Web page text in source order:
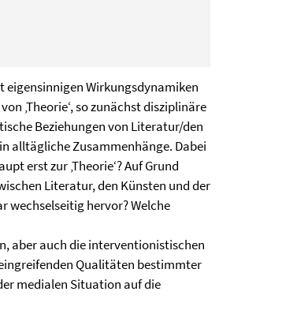
eigensinnigen Wirkungsdynamiken
‚Theorie‘, so zunächst disziplinäre
Beziehungen von Literatur/den
alltägliche Zusammenhänge. Dabei
erst zur ‚Theorie‘? Auf Grund
Literatur, den Künsten und der
wechselseitig hervor? Welche
aber auch die interventionistischen
Qualitäten bestimmter
medialen Situation auf die